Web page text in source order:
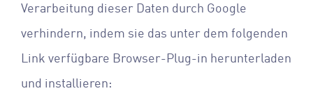
Verarbeitung dieser Daten durch Google
verhindern, indem sie das unter dem folgenden
Link verfügbare Browser-Plug-in herunterladen
und installieren: